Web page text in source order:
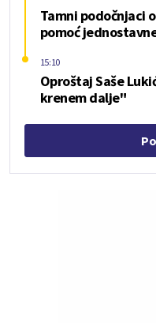
Tamni podočnjaci
pomoć
Oproštaj Saše
krenem dalje"
15:10